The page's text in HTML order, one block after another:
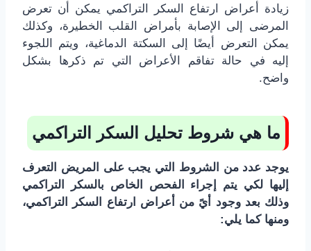
زيادة أعراض ارتفاع السكر التراكمي يمكن أن تعرض
المرضى إلى الإصابة بأمراض القلب الخطيرة، وكذلك
يمكن التعرض أيضًا إلى السكتة الدماغية، ويتم اللجوء
إليه في حالة تفاقم الأعراض التي تم ذكرها بشكل
واضح.
ما هي شروط تحليل السكر التراكمي
يوجد عدد من الشروط التي يجب على المريض التعرف
إليها لكي يتم إجراء الفحص الخاص بالسكر التراكمي
وذلك بعد وجود أيً من أعراض ارتفاع السكر التراكمي،
ومنها كما يلي: